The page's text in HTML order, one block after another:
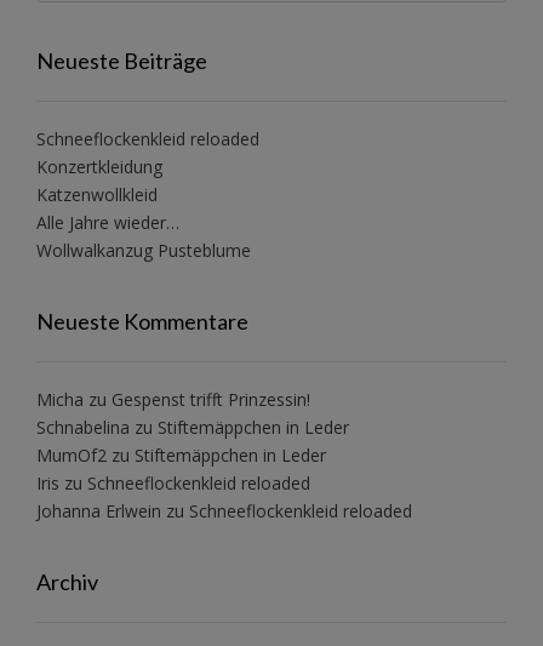
Neueste Beiträge
Schneeflockenkleid reloaded
Konzertkleidung
Katzenwollkleid
Alle Jahre wieder…
Wollwalkanzug Pusteblume
Neueste Kommentare
Micha zu Gespenst trifft Prinzessin!
Schnabelina zu Stiftemäppchen in Leder
MumOf2 zu Stiftemäppchen in Leder
Iris zu Schneeflockenkleid reloaded
Johanna Erlwein zu Schneeflockenkleid reloaded
Archiv